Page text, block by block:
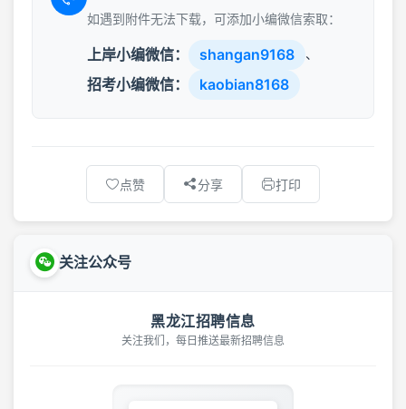
如遇到附件无法下载，可添加小编微信索取：
上岸小编微信： shangan9168 、
招考小编微信： kaobian8168
点赞 分享 打印
关注公众号
黑龙江招聘信息
关注我们，每日推送最新招聘信息